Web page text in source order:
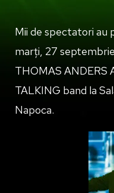
Mii de spectatori au
marți, 27
THOMAS ANDERS
TALKING band la
Napoca.